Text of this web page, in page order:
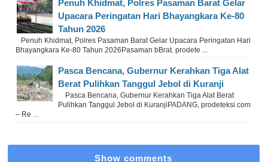
Penuh Khidmat, Polres Pasaman Barat Gelar
Upacara Peringatan Hari Bhayangkara Ke-80
Tahun 2026
Penuh Khidmat, Polres Pasaman Barat Gelar Upacara Peringatan Hari
Bhayangkara Ke-80 Tahun 2026Pasaman bBrat. prodete ...
Pasca Bencana, Gubernur Kerahkan Tiga Alat
Berat Pulihkan Tanggul Jebol di Kuranji
Pasca Bencana, Gubernur Kerahkan Tiga Alat Berat
Pulihkan Tanggul Jebol di KuranjiPADANG, prodeteksi.com
– Re ...
Show comments